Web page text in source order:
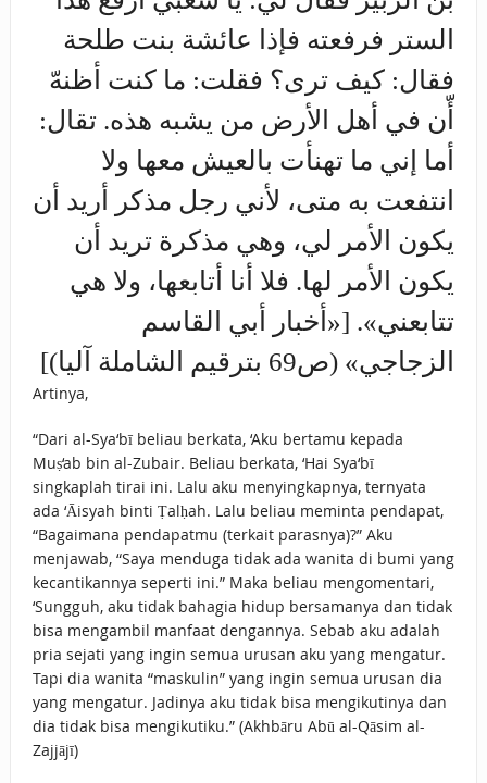
‌الستر فرفعته فإذا عائشة بنت طلحة
فقال: كيف ترى؟ فقلت: ما كنت أظنهّ
أّن في أهل الأرض من يشبه هذه. تقال:
أما إني ما تهنأت بالعيش معها ولا
انتفعت به متى، لأني رجل مذكر أريد أن
يكون الأمر لي، وهي مذكرة تريد أن
يكون الأمر لها. فلا أنا أتابعها، ولا هي
تتابعني». [«أخبار أبي القاسم
الزجاجي» (ص69 بترقيم الشاملة آليا)]
Artinya,
“Dari al-Sya‘bī beliau berkata, ‘Aku bertamu kepada
Muṣ‘ab bin al-Zubair. Beliau berkata, ‘Hai Sya‘bī
singkaplah tirai ini. Lalu aku menyingkapnya, ternyata
ada ‘Āisyah binti Ṭalḥah. Lalu beliau meminta pendapat,
“Bagaimana pendapatmu (terkait parasnya)?” Aku
menjawab, “Saya menduga tidak ada wanita di bumi yang
kecantikannya seperti ini.” Maka beliau mengomentari,
‘Sungguh, aku tidak bahagia hidup bersamanya dan tidak
bisa mengambil manfaat dengannya. Sebab aku adalah
pria sejati yang ingin semua urusan aku yang mengatur.
Tapi dia wanita “maskulin” yang ingin semua urusan dia
yang mengatur. Jadinya aku tidak bisa mengikutinya dan
dia tidak bisa mengikutiku.” (Akhbāru Abū al-Qāsim al-
Zajjājī)